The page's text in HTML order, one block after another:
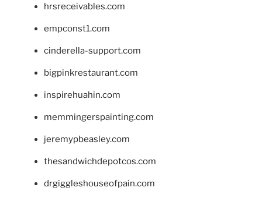
hrsreceivables.com
empconst1.com
cinderella-support.com
bigpinkrestaurant.com
inspirehuahin.com
memmingerspainting.com
jeremypbeasley.com
thesandwichdepotcos.com
drgiggleshouseofpain.com